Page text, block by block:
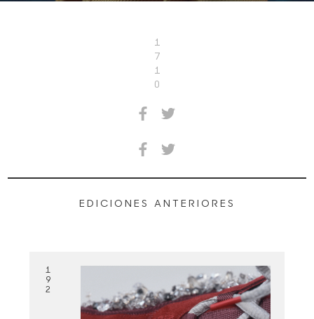
1
7
1
0
EDICIONES ANTERIORES
1
9
2